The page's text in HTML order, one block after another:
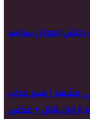
دانش آموزان سراسر
مشهد | هیچ عذاب
از زبان قاتل + عکس